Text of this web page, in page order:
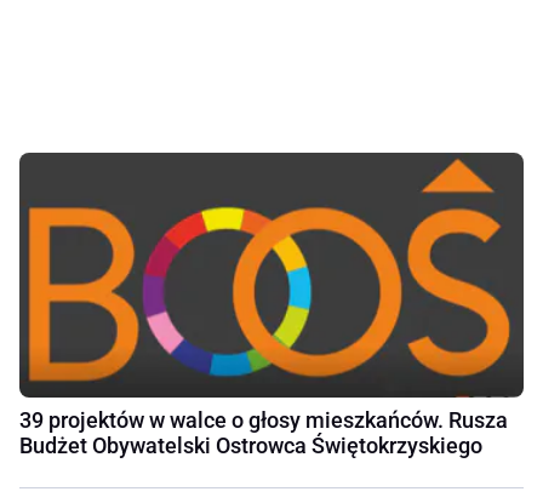
39 projektów w walce o głosy mieszkańców. Rusza
Budżet Obywatelski Ostrowca Świętokrzyskiego